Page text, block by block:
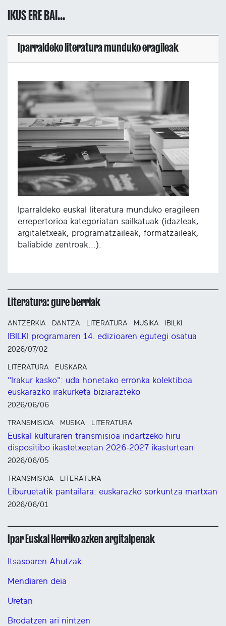
IKUS ERE BAI...
Iparraldeko literatura munduko eragileak
Iparraldeko euskal literatura munduko eragileen
errepertorioa kategoriatan sailkatuak (idazleak,
argitaletxeak, programatzaileak, formatzaileak,
baliabide zentroak...).
Literatura: gure berriak
ANTZERKIA DANTZA LITERATURA MUSIKA IBILKI
IBILKI programaren 14. edizioaren egutegi osatua
2026/07/02
LITERATURA EUSKARA
"Irakur kasko": uda honetako erronka kolektiboa
euskarazko irakurketa biziarazteko
2026/06/06
TRANSMISIOA MUSIKA LITERATURA
Euskal kulturaren transmisioa indartzeko hiru
dispositibo ikastetxeetan 2026-2027 ikasturtean
2026/06/05
TRANSMISIOA LITERATURA
Liburuetatik pantailara: euskarazko sorkuntza martxan
2026/06/01
Ipar Euskal Herriko azken argitalpenak
Itsasoaren Ahutzak
Mendiaren deia
Uretan
Brodatzen ari nintzen